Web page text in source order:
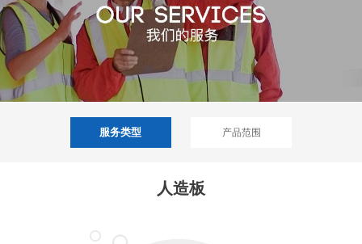
服务类型 产品范围
人造板